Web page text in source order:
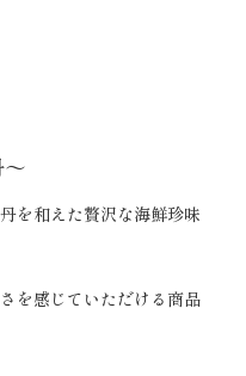
を和えた贅沢な海鮮珍味
を感じていただける商品